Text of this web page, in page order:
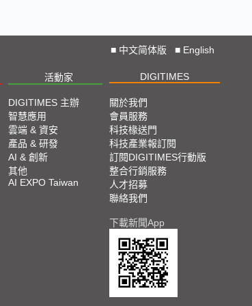
■ 中文简体版 ■ English
活動家 DIGITIMES
DIGITIMES 主辦
智慧應用
雲端 & 資安
產品 & 研發
AI & 創新
其他
AI EXPO Taiwan
關於我們
會員服務
科技椽送門
科技產業報訂閱
訂閱DIGITIMES行動版
整合行銷服務
人才招募
聯絡我們
下載新聞App